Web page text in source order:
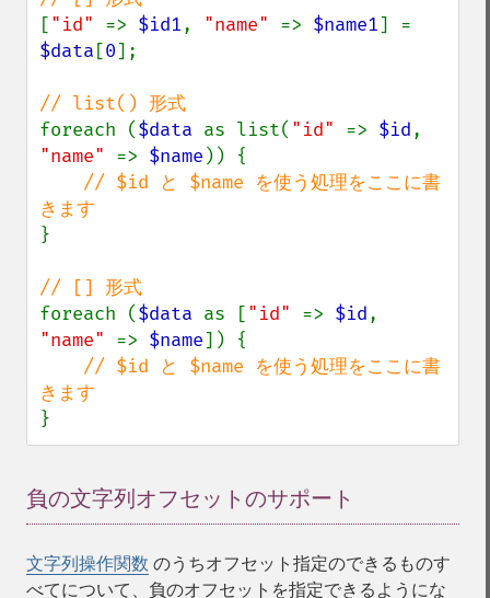
["id" => $id1, "name" => $name1
$data [0];
foreach ($data as list( "id" => $id
"name" => $name )) {
// $id と $name を使う処理をここに書
}
foreach ($data as ["id" => $id
"name" => $name]) {
// $id と $name を使う処理をここに書
}
負の文字列オフセットのサポート
文字列操作関数 のうちオフセット指定のできるものす
べてについて、負のオフセットを指定できるようにな